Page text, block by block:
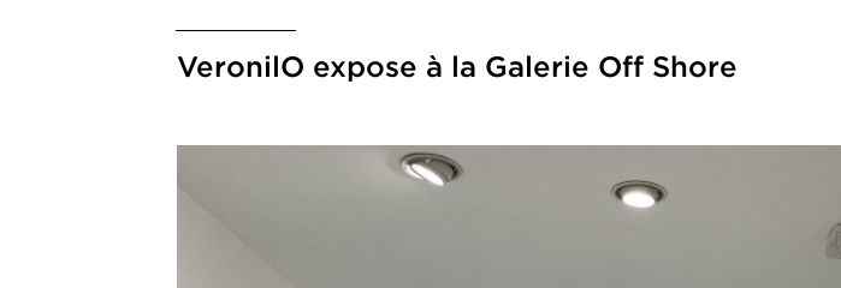
VeronilO expose à la Galerie Off Shore